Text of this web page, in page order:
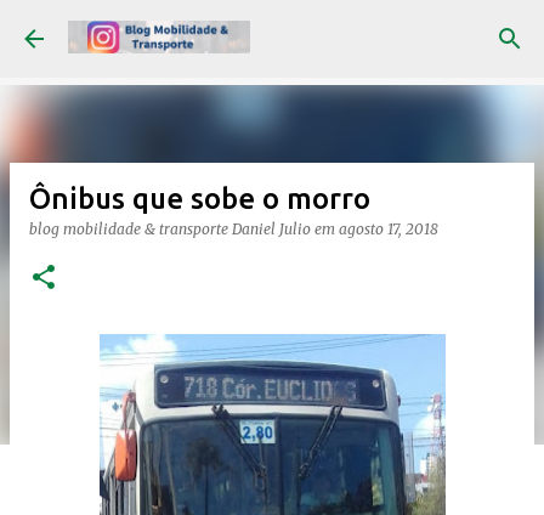
Pular para o conteúdo principal
Ônibus que sobe o morro
blog mobilidade & transporte Daniel Julio em agosto 17, 2018